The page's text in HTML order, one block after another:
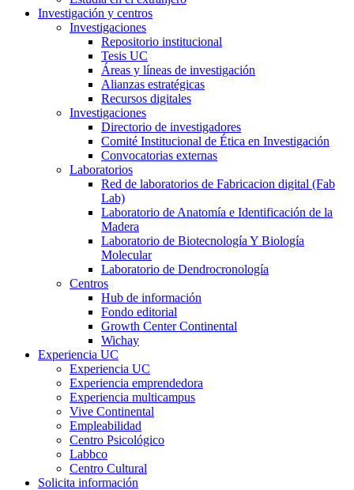
Investigación y centros
Investigaciones
Repositorio institucional
Tesis UC
Áreas y líneas de investigación
Alianzas estratégicas
Recursos digitales
Investigaciones
Directorio de investigadores
Comité Institucional de Ética en Investigación
Convocatorias externas
Laboratorios
Red de laboratorios de Fabricacion digital (Fab
Lab)
Laboratorio de Anatomía e Identificación de la
Madera
Laboratorio de Biotecnología Y Biología
Molecular
Laboratorio de Dendrocronología
Centros
Hub de información
Fondo editorial
Growth Center Continental
Wichay
Experiencia UC
Experiencia UC
Experiencia emprendedora
Experiencia multicampus
Vive Continental
Empleabilidad
Centro Psicológico
Labbco
Centro Cultural
Solicita información